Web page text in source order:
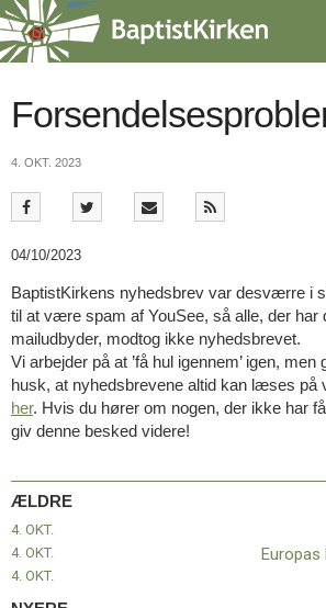
Spring
menu
over
gå
tilbage
forsiden
2.0:
Nyheder
3.0:
Kalender
4.0:
Inspiration
5.0:
Værktøjskassen
6.0:
Mission
7.0:
Om
BaptistKirken
8.0:
Kontakt
10.0:
Nyheder
11.0:
Kalender
12.0:
Inspiration
13.0:
Værktøjskassen
14.0:
Mission
4. OKT. 2023
04/10/2023
BaptistKirkens nyhedsbrev var desværre i
til at være spam af YouSee, så alle, der har
mailudbyder, modtog ikke nyhedsbrevet.
Vi arbejder på at ’få hul igennem’ igen,
husk, at nyhedsbrevene altid kan læses på
her. Hvis du hører om nogen, der ikke har
giv denne besked videre!
ÆLDRE
4. OKT.
4. OKT. Europas
4. OKT.